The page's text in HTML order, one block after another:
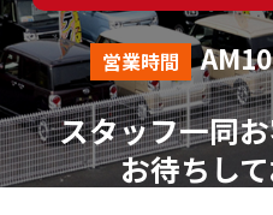
営業時間
スタッフ一同
お待ちし